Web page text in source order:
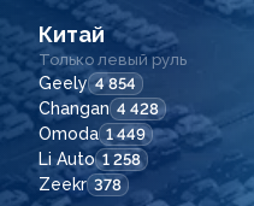
Китай
Только левый руль
Geely 4 854
Changan 4 428
Omoda 1 449
Li Auto 1 258
Zeekr 378